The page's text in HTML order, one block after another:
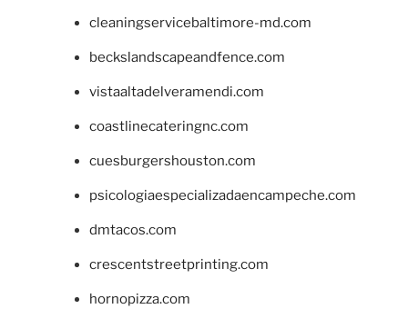
cleaningservicebaltimore-md.com
beckslandscapeandfence.com
vistaaltadelveramendi.com
coastlinecateringnc.com
cuesburgershouston.com
psicologiaespecializadaencampeche.com
dmtacos.com
crescentstreetprinting.com
hornopizza.com